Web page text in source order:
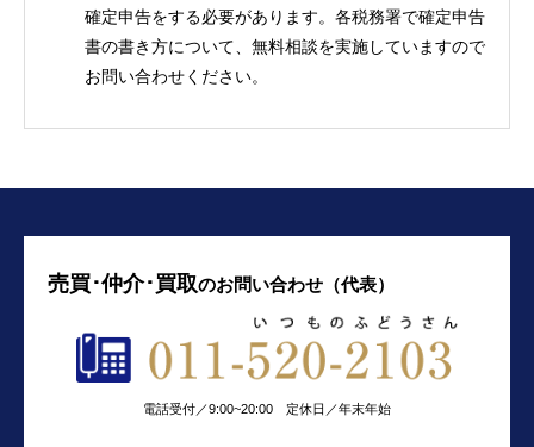
確定申告をする必要があります。各税務署で確定申告
書の書き方について、無料相談を実施していますので
お問い合わせください。
売買･仲介･買取のお問い合わせ（代表）
電話受付／9:00~20:00 定休日／年末年始